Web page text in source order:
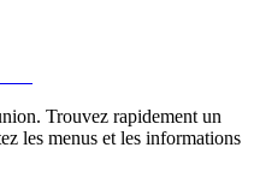
Trouvez rapidement un
les menus et les informations